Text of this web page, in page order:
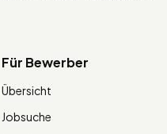
Für Bewerber
Übersicht
Jobsuche